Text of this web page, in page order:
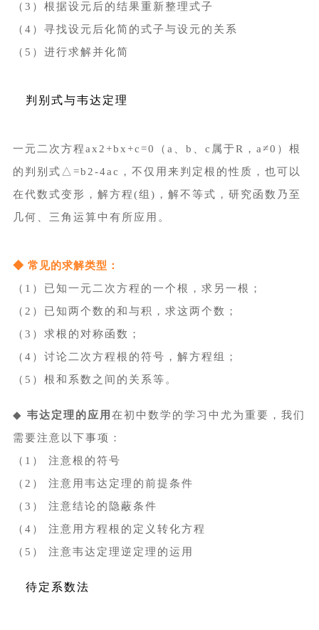
（3）根据设元后的结果重新整理式子
（4）寻找设元后化简的式子与设元的关系
（5）进行求解并化简
判别式与韦达定理
一元二次方程ax2+bx+c=0（a、b、c属于R，a≠0）根
的判别式△=b2-4ac，不仅用来判定根的性质，也可以
在代数式变形，解方程(组)，解不等式，研究函数乃至
几何、三角运算中有所应用。
◆ 常见的求解类型：
（1）已知一元二次方程的一个根，求另一根；
（2）已知两个数的和与积，求这两个数；
（3）求根的 对称函数 ；
（4）讨论二次方程根的符号，解方程组；
（5）根和系数之间的关系等。
◆ 韦达定理的应用 在初中数学的学习中尤为重要，我们
需要注意以下事项：
（1） 注意根的符号
（2） 注意用韦达定理的前提条件
（3） 注意结论的隐蔽条件
（4） 注意用方程根的定义转化方程
（5） 注意韦达定理逆定理的运用
待定系数法